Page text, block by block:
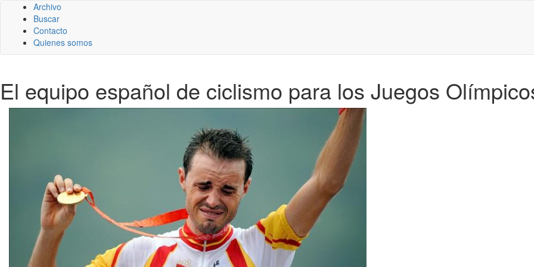
Archivo
Buscar
Contacto
Quienes somos
El equipo español de ciclismo para los Juegos